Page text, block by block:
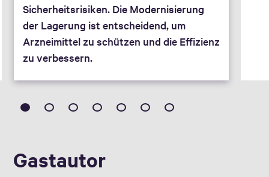
Sicherheitsrisiken. Die Modernisierung
der Lagerung ist entscheidend, um
Arzneimittel zu schützen und die Effizienz
zu verbessern.
Gastautor